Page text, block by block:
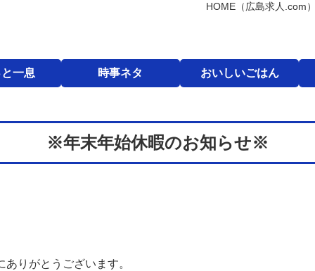
HOME （広島求人.com）
一息 時事ネタ おいしいごはん
※年末年始休暇のお知らせ※
りがとうございます。